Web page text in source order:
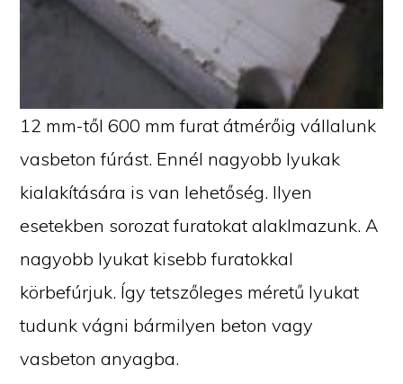
12 mm-től 600 mm furat átmérőig vállalunk
vasbeton fúrást. Ennél nagyobb lyukak
kialakítására is van lehetőség. Ilyen
esetekben sorozat furatokat alaklmazunk. A
nagyobb lyukat kisebb furatokkal
körbefúrjuk. Így tetszőleges méretű lyukat
tudunk vágni bármilyen beton vagy
vasbeton anyagba.